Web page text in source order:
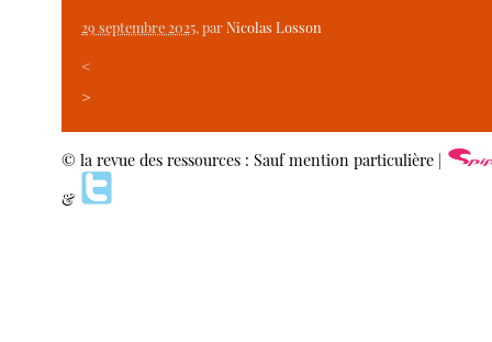
29 septembre 2025, parNicolas Losson
<
>
© la revue des ressources : Sauf mention particulière |
&